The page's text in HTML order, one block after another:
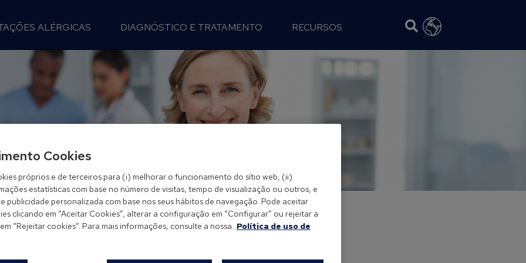
ALÉRGICAS DIAGNÓSTICO E TRATAMENTO RECURSOS
Cookies
próprios e de terceiros para (i) melhorar o funcionamento do sítio web, (ii)
estatísticas com base no número de visitas, tempo de visualização ou outros, e
publicidade personalizada com base nos seus hábitos de navegação. Pode aceitar
clicando em “Aceitar Cookies”, alterar a configuração em “Configurar” ou rejeitar a
“Rejeitar cookies”. Para mais informações, consulte a nossa Política de uso de